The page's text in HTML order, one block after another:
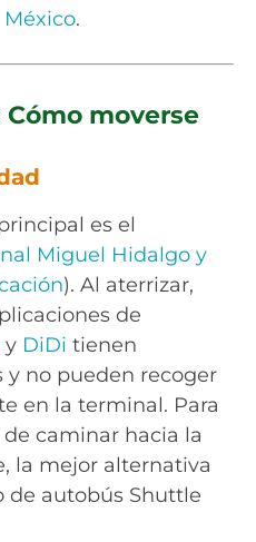
México.
Cómo moverse
es el
Miguel Hidalgo y
). Al aterrizar,
de
y DiDi tienen
y no pueden recoger
en la terminal. Para
caminar hacia la
la mejor alternativa
de autobús Shuttle